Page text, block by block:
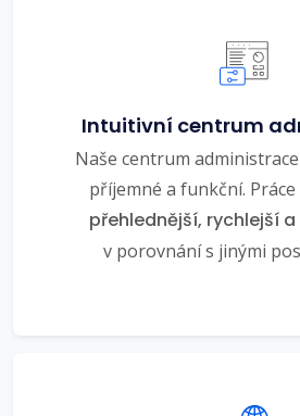
Intuitivní centrum
Naše centrum
příjemné a funkční.
přehlednější, rychlejší
v porovnání s jinými